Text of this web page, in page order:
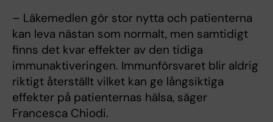
– Läkemedlen gör stor nytta och patienterna
kan leva nästan som normalt, men samtidigt
finns det kvar effekter av den tidiga
immunaktiveringen. Immunförsvaret blir aldrig
riktigt återställt vilket kan ge långsiktiga
effekter på patienternas hälsa, säger
Francesca Chiodi.